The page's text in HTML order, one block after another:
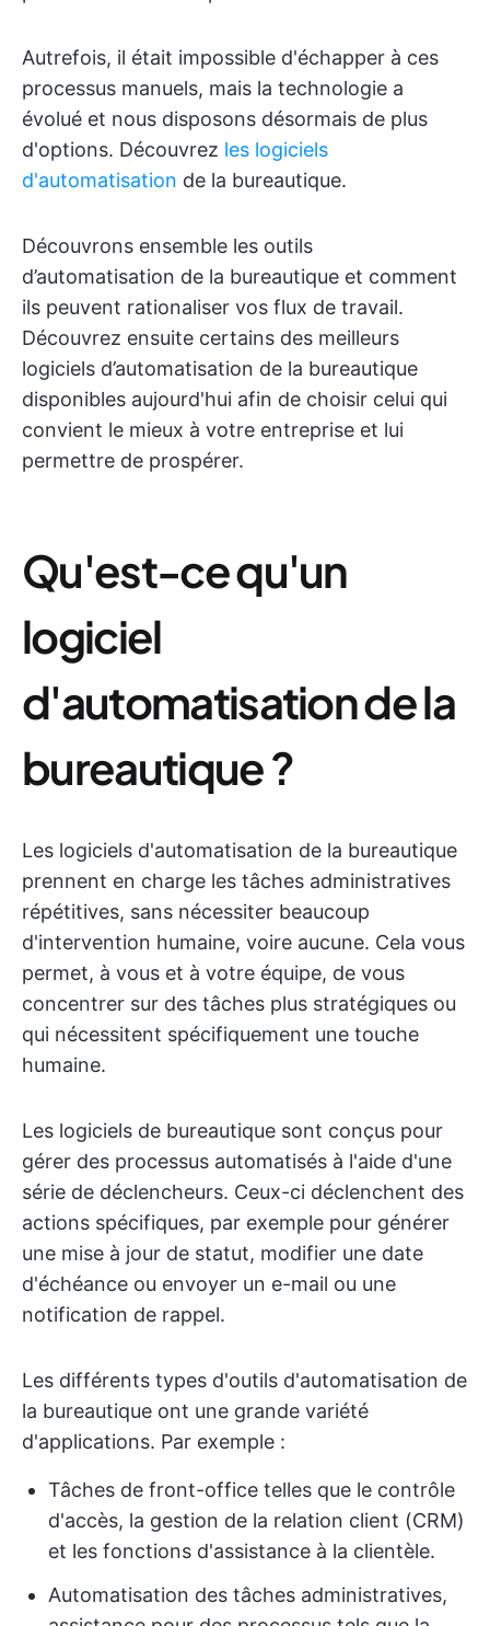
Autrefois, il était impossible d'échapper à ces
processus manuels, mais la technologie a
évolué et nous disposons désormais de plus
d'options. Découvrez les logiciels
d'automatisation de la bureautique.
Découvrons ensemble les outils
d’automatisation de la bureautique et comment
ils peuvent rationaliser vos flux de travail.
Découvrez ensuite certains des meilleurs
logiciels d’automatisation de la bureautique
disponibles aujourd'hui afin de choisir celui qui
convient le mieux à votre entreprise et lui
permettre de prospérer.
Qu'est-ce qu'un
logiciel
d'automatisation de la
bureautique ?
Les logiciels d'automatisation de la bureautique
prennent en charge les tâches administratives
répétitives, sans nécessiter beaucoup
d'intervention humaine, voire aucune. Cela vous
permet, à vous et à votre équipe, de vous
concentrer sur des tâches plus stratégiques ou
qui nécessitent spécifiquement une touche
humaine.
Les logiciels de bureautique sont conçus pour
gérer des processus automatisés à l'aide d'une
série de déclencheurs. Ceux-ci déclenchent des
actions spécifiques, par exemple pour générer
une mise à jour de statut, modifier une date
d'échéance ou envoyer un e-mail ou une
notification de rappel.
Les différents types d'outils d'automatisation de
la bureautique ont une grande variété
d'applications. Par exemple :
Tâches de front-office telles que le contrôle
d'accès, la gestion de la relation client (CRM)
et les fonctions d'assistance à la clientèle.
Automatisation des tâches administratives,